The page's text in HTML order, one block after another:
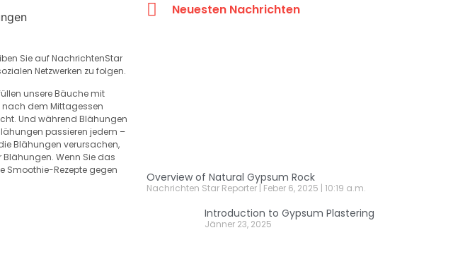
Sie auf NachrichtenStar
Netzwerken zu folgen.
unsere Bäuche mit
nach dem Mittagessen
Und während Blähungen
passieren jedem –
Blähungen verursachen,
Wenn Sie das
Smoothie-Rezepte gegen
Neuesten Nachrichten
Overview of Natural Gypsum Rock
Nachrichten Star Reporter Feber 6, 2025 10:19 a.m.
Introduction to Gypsum Plastering
Jänner 23, 2025